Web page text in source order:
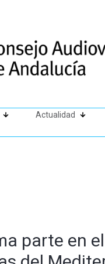
Actualidad
parte en